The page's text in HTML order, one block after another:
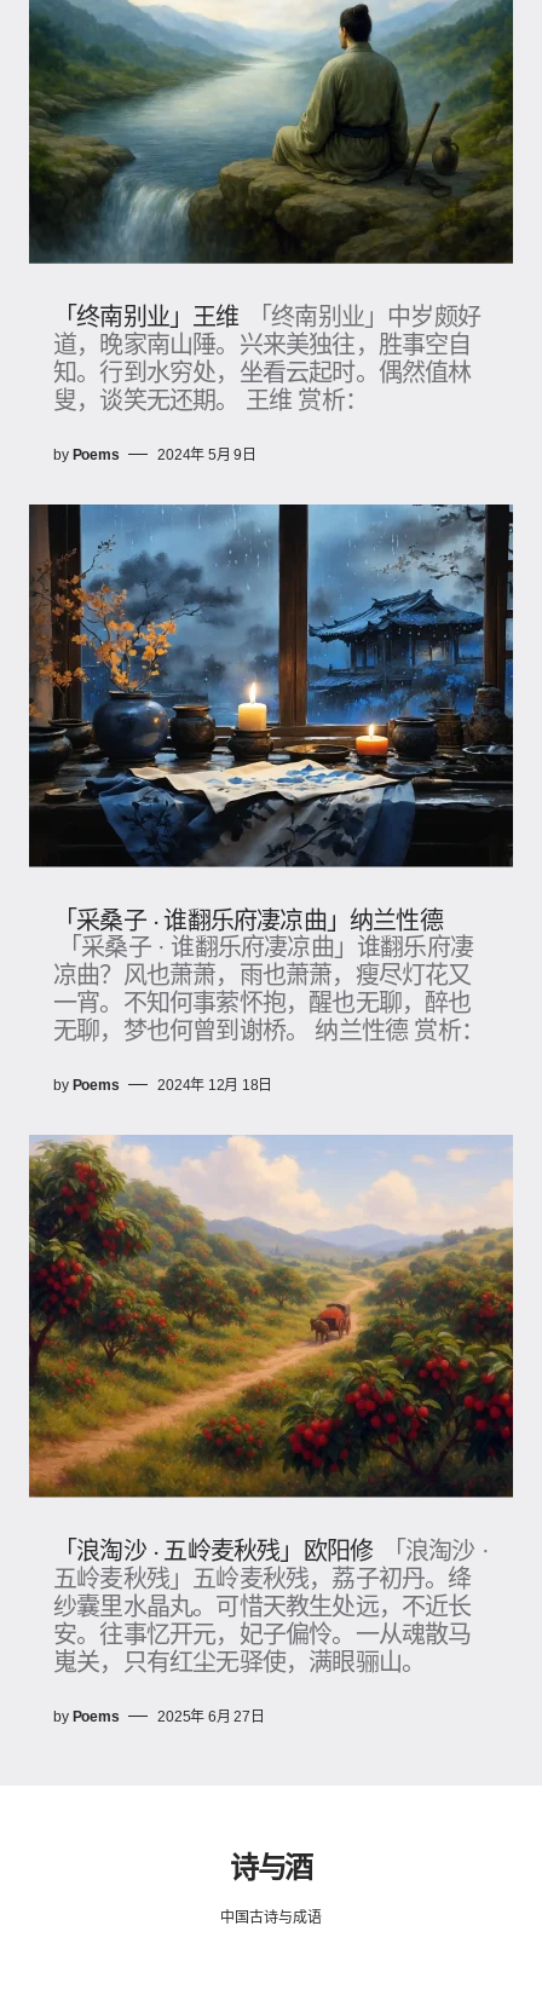
「终南别业」王维
「终南别业」中岁颇好
道，晚家南山陲。兴来美独往，胜事空自
知。行到水穷处，坐看云起时。偶然值林
叟，谈笑无还期。 王维 赏析：
by Poems 2024年 5月 9日
「采桑子 · 谁翻乐府凄凉曲」纳兰性德
「采桑子 · 谁翻乐府凄凉曲」谁翻乐府凄
凉曲？风也萧萧，雨也萧萧，瘦尽灯花又
一宵。不知何事萦怀抱，醒也无聊，醉也
无聊，梦也何曾到谢桥。 纳兰性德 赏析：
by Poems 2024年 12月 18日
「浪淘沙 · 五岭麦秋残」欧阳修
「浪淘沙 ·
五岭麦秋残」五岭麦秋残，荔子初丹。绛
纱囊里水晶丸。可惜天教生处远，不近长
安。往事忆开元，妃子偏怜。一从魂散马
嵬关，只有红尘无驿使，满眼骊山。
by Poems 2025年 6月 27日
诗与酒
中国古诗与成语